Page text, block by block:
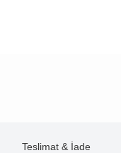
Teslimat & İade